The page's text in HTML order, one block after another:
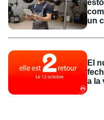
un
El
a la